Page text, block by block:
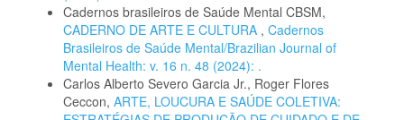
Cadernos brasileiros de Saúde Mental CBSM,
CADERNO DE ARTE E CULTURA , Cadernos
Brasileiros de Saúde Mental/Brazilian Journal of
Mental Health: v. 16 n. 48 (2024): .
Carlos Alberto Severo Garcia Jr., Roger Flores
Ceccon, ARTE, LOUCURA E SAÚDE COLETIVA: